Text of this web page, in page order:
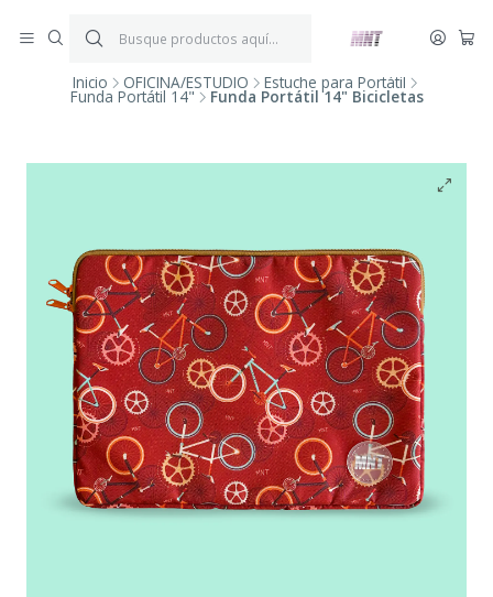
*Aplica condiciones y restricciones*
Inicio OFICINA/ESTUDIO Estuche para Portátil
Funda Portátil 14" Funda Portátil 14" Bicicletas